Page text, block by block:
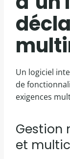
Un logiciel
de
exigences
Gestion
et